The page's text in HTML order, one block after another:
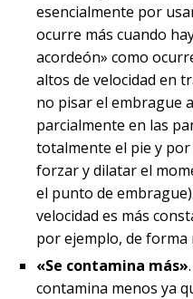
esencialmente por
ocurre más cuando
acordeón» como
altos de velocidad en
no pisar el embrague
parcialmente en las
totalmente el pie y por
forzar y dilatar el
el punto de
velocidad es más
por ejemplo, de forma
«Se contamina más»
contamina menos ya